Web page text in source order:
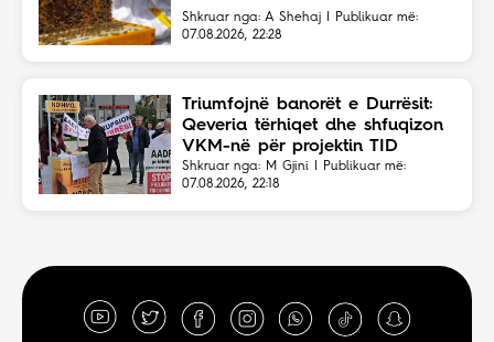
Shkruar nga: A Shehaj | Publikuar më:
07.08.2026, 22:28
Triumfojnë banorët e Durrësit:
Qeveria tërhiqet dhe shfuqizon
VKM-në për projektin TID
Shkruar nga: M Gjini | Publikuar më:
07.08.2026, 22:18